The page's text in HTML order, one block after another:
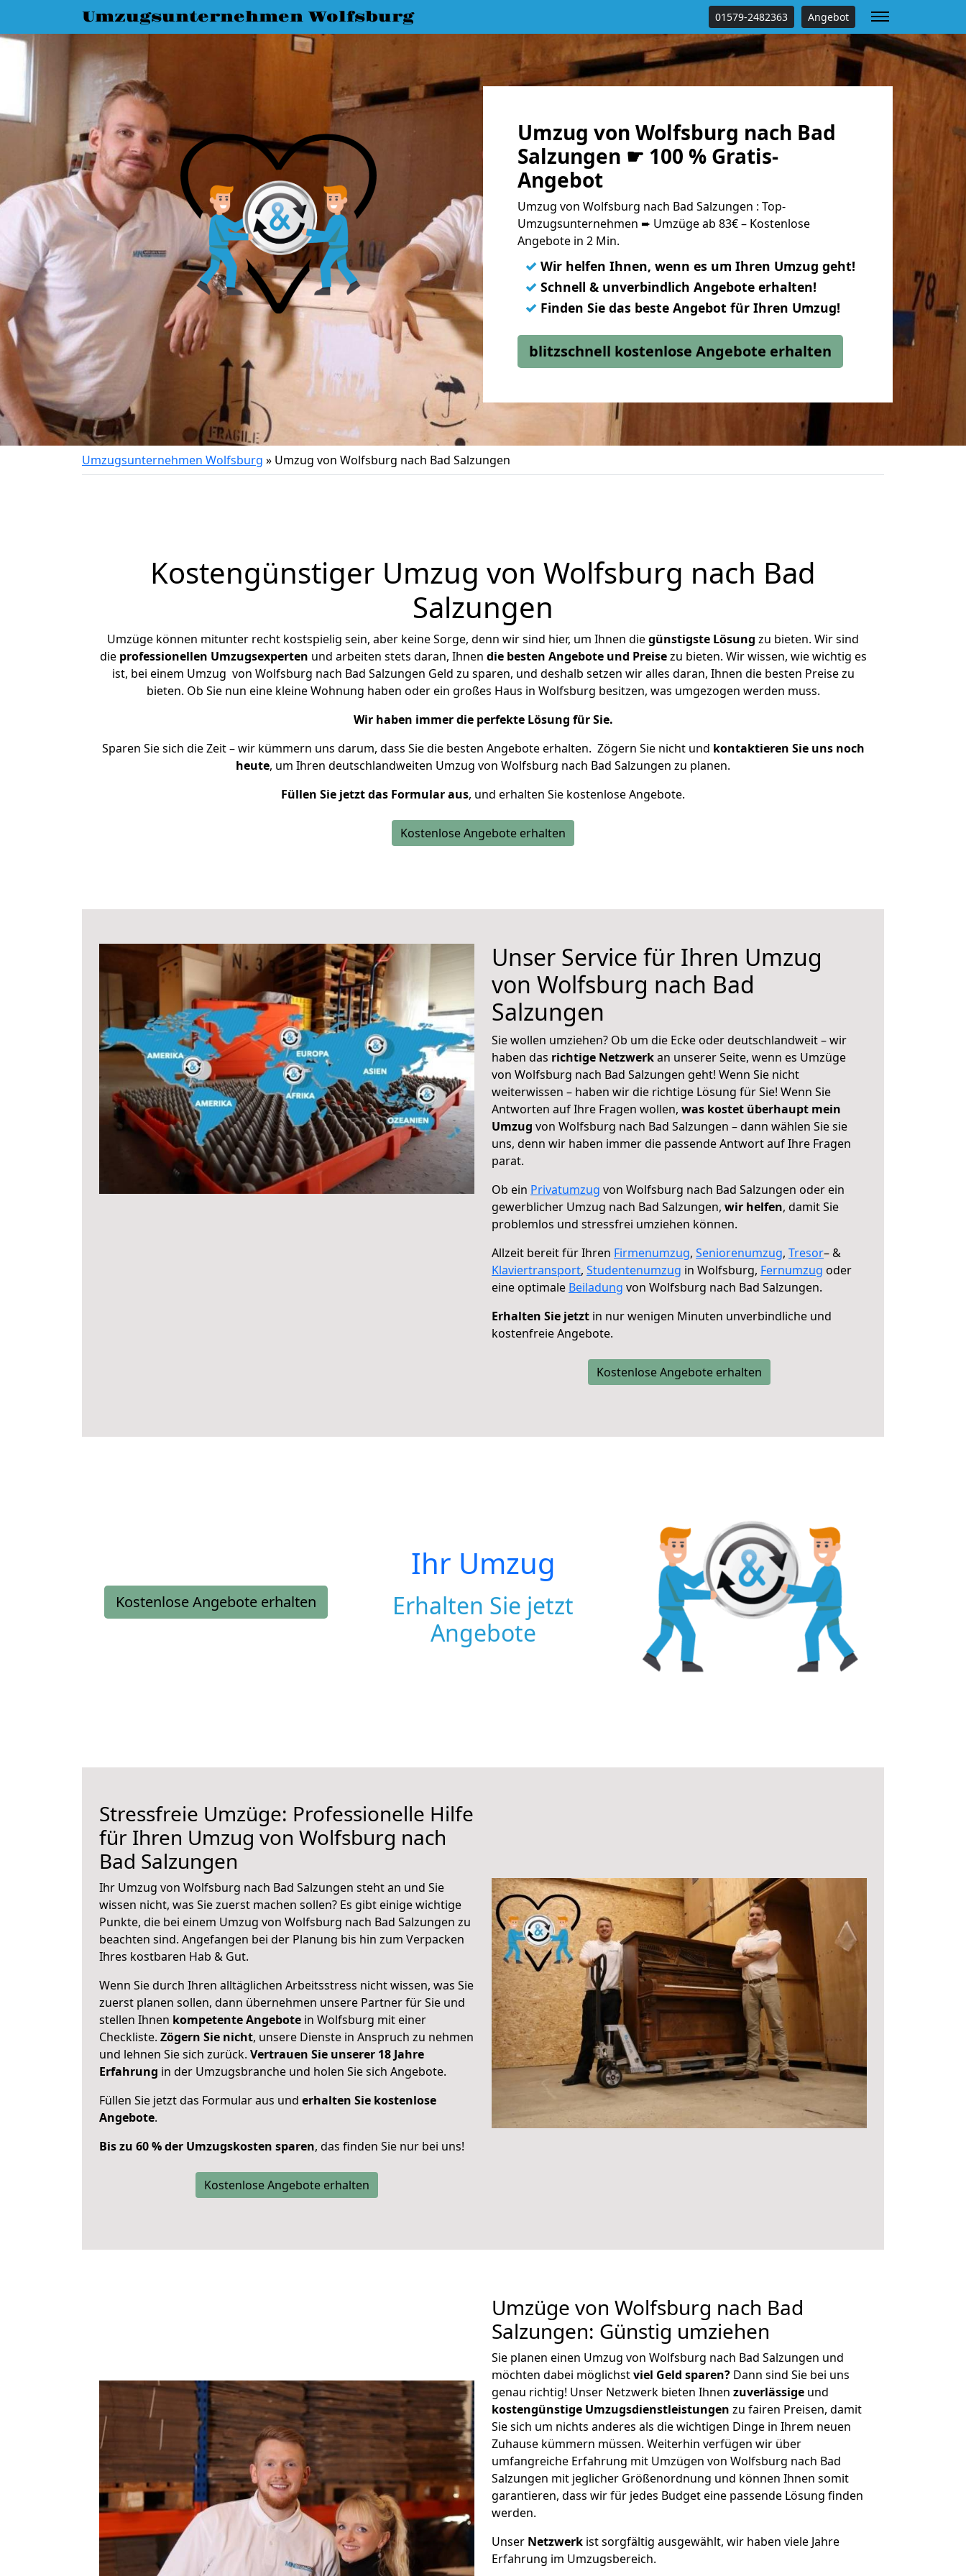
Umzugsunternehmen Wolfsburg 01579-2482363 Angebot
Umzug von Wolfsburg nach Bad
Salzungen ☛ 100 % Gratis-
Angebot
Umzug von Wolfsburg nach Bad Salzungen : Top-
Umzugsunternehmen ➨ Umzüge ab 83€ – Kostenlose
Angebote in 2 Min.
✓ Wir helfen Ihnen, wenn es um Ihren Umzug geht!
✓ Schnell & unverbindlich Angebote erhalten!
✓ Finden Sie das beste Angebot für Ihren Umzug!
blitzschnell kostenlose Angebote erhalten
Umzugsunternehmen Wolfsburg » Umzug von Wolfsburg nach Bad Salzungen
Kostengünstiger Umzug von Wolfsburg nach Bad
Salzungen
Umzüge können mitunter recht kostspielig sein, aber keine Sorge, denn wir sind hier, um Ihnen diegünstigste Lösung zu bieten. Wir sind
die professionellen Umzugsexperten und arbeiten stets daran, Ihnen die besten Angebote und Preisezu bieten. Wir wissen, wie wichtig es
ist, bei einem Umzug von Wolfsburg nach Bad Salzungen Geld zu sparen, und deshalb setzen wir alles daran, Ihnen die besten Preise zu
bieten. Ob Sie nun eine kleine Wohnung haben oder ein großes Haus in Wolfsburg besitzen, was umgezogen werden muss.
Wir haben immer die perfekte Lösung für Sie.
Sparen Sie sich die Zeit – wir kümmern uns darum, dass Sie die besten Angebote erhalten. Zögern Sie nicht und kontaktieren Sie uns noch
heute, um Ihren deutschlandweiten Umzug von Wolfsburg nach Bad Salzungen zu planen.
Füllen Sie jetzt das Formular aus, und erhalten Sie kostenlose Angebote.
Kostenlose Angebote erhalten
Unser Service für Ihren Umzug
von Wolfsburg nach Bad
Salzungen
Sie wollen umziehen? Ob um die Ecke oder deutschlandweit – wir
haben das richtige Netzwerkan unserer Seite, wenn es Umzüge
von Wolfsburg nach Bad Salzungen geht! Wenn Sie nicht
weiterwissen – haben wir die richtige Lösung für Sie! Wenn Sie
Antworten auf Ihre Fragen wollen, was kostet überhaupt mein
Umzug von Wolfsburg nach Bad Salzungen – dann wählen Sie sie
uns, denn wir haben immer die passende Antwort auf Ihre Fragen
parat.
Ob ein Privatumzug von Wolfsburg nach Bad Salzungen oder ein
gewerblicher Umzug nach Bad Salzungen, wir helfen, damit Sie
problemlos und stressfrei umziehen können.
Allzeit bereit für Ihren Firmenumzug, Seniorenumzug, Tresor– &
Klaviertransport, Studentenumzug in Wolfsburg, Fernumzug oder
eine optimale Beiladung von Wolfsburg nach Bad Salzungen.
Erhalten Sie jetzt in nur wenigen Minuten unverbindliche und
kostenfreie Angebote.
Kostenlose Angebote erhalten
Kostenlose Angebote erhalten
Ihr Umzug
Erhalten Sie jetzt
Angebote
Stressfreie Umzüge: Professionelle Hilfe
für Ihren Umzug von Wolfsburg nach
Bad Salzungen
Ihr Umzug von Wolfsburg nach Bad Salzungen steht an und Sie
wissen nicht, was Sie zuerst machen sollen? Es gibt einige wichtige
Punkte, die bei einem Umzug von Wolfsburg nach Bad Salzungen zu
beachten sind. Angefangen bei der Planung bis hin zum Verpacken
Ihres kostbaren Hab & Gut.
Wenn Sie durch Ihren alltäglichen Arbeitsstress nicht wissen, was Sie
zuerst planen sollen, dann übernehmen unsere Partner für Sie und
stellen Ihnen kompetente Angebote in Wolfsburg mit einer
Checkliste. Zögern Sie nicht, unsere Dienste in Anspruch zu nehmen
und lehnen Sie sich zurück. Vertrauen Sie unserer 18 Jahre
Erfahrung in der Umzugsbranche und holen Sie sich Angebote.
Füllen Sie jetzt das Formular aus und erhalten Sie kostenlose
Angebote.
Bis zu 60 % der Umzugskosten sparen, das finden Sie nur bei uns!
Kostenlose Angebote erhalten
Umzüge von Wolfsburg nach Bad
Salzungen: Günstig umziehen
Sie planen einen Umzug von Wolfsburg nach Bad Salzungen und
möchten dabei möglichstviel Geld sparen? Dann sind Sie bei uns
genau richtig! Unser Netzwerk bieten Ihnen zuverlässige und
kostengünstige Umzugsdienstleistungen zu fairen Preisen, damit
Sie sich um nichts anderes als die wichtigen Dinge in Ihrem neuen
Zuhause kümmern müssen. Weiterhin verfügen wir über
umfangreiche Erfahrung mit Umzügen von Wolfsburg nach Bad
Salzungen mit jeglicher Größenordnung und können Ihnen somit
garantieren, dass wir für jedes Budget eine passende Lösung finden
werden.
Unser Netzwerk ist sorgfältig ausgewählt, wir haben viele Jahre
Erfahrung im Umzugsbereich.